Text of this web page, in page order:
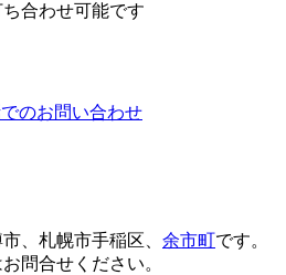
合わせ可能です
のお問い合わせ
、札幌市手稲区、 余市町です。
問合せください。